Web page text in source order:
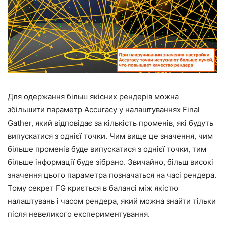
Для одержання більш якісних рендерів можна
збільшити параметр Accuracy у налаштуваннях Final
Gather, який відповідає за кількість променів, які будуть
випускатися з однієї точки. Чим вище це значення, чим
більше променів буде випускатися з однієї точки, тим
більше інформації буде зібрано. Звичайно, більш високі
значення цього параметра позначаться на часі рендера.
Тому секрет FG криється в балансі між якістю
налаштувань і часом рендера, який можна знайти тільки
після невеликого експериментування.